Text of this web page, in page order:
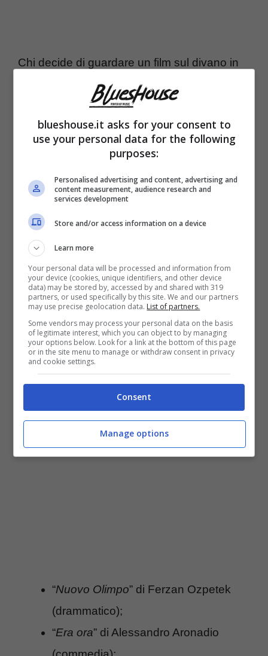
Chi decide di guardare un film sul divano in
queste settimane, deve assolutamente
sapere che sulla piattaforma sono disponibili
alcuni titoli da non perdere. Tra i tanti
contenuti, difatti, al momento sono presenti
consigliati per gli appassionati di cinema.
Scopriamo nel dettaglio quali sono le
migliori
nostro avviso.
Le migliori 10 pellicole di gennaio
Abbiamo selezionato, dunque, una lista di
dieci film presenti su Netflix che dovranno
essere visti durante il mese digennaioe che
vi elenchiamo di seguito:
“Nuovo Olimpo” di Ferzan Ozpetek
(drammatico);
“Era ora” di Alessandro Aronadio
blueshouse.it asks for your consent to
use your personal data for the following
purposes:
Personalised advertising and content, advertising and
content measurement, audience research and
services development
Store and/or access information on a device
Learn more
Your personal data will be processed and information from
your device (cookies, unique identifiers, and other device
data) may be stored by, accessed by and shared with 319
partners, or used specifically by this site. We and our partners
may use precise geolocation data. List of partners.
Some vendors may process your personal data on the basis
of legitimate interest, which you can object to by managing
your options below. Look for a link at the bottom of this page
or in the site menu to manage or withdraw consent in privacy
and cookie settings.
Consent
Manage options